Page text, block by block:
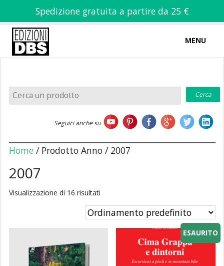
Spedizione gratuita a partire da 25 €
MENU
Home
Chi siamo
Libri
Seguici anche su
Home/ Prodotto Anno / 2007
2007
Visualizzazione di 16 risultati
ESAURITO